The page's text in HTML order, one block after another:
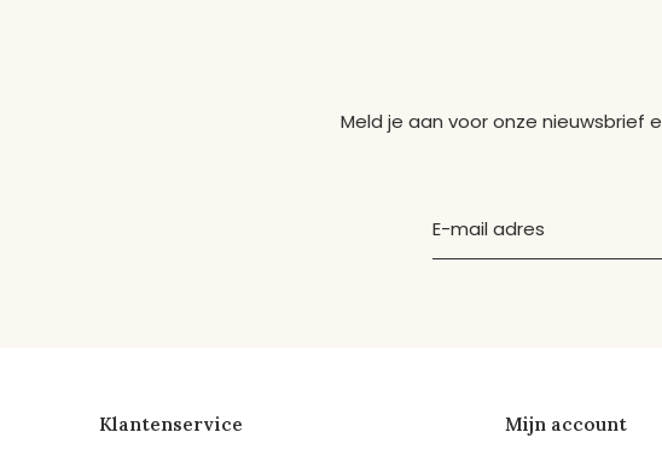
Meld je aan voor onze nieuwsbrief
Klantenservice Mijn account